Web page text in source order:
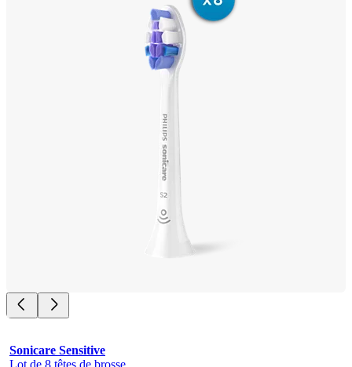
Sonicare Sensitive
Lot de 8 têtes de brosse